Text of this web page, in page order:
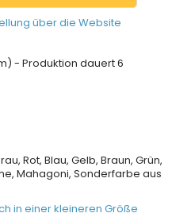
über die Website
- Produktion dauert 6
Rot, Blau, Gelb, Braun, Grün,
Mahagoni, Sonderfarbe aus
in einer kleineren Größe